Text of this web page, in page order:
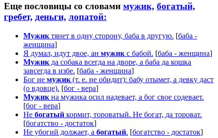
Еще пословицы со словами мужик, богатый,
гребет, деньги, лопатой:
Мужик тянет в одну сторону, баба в другую. [баба -
женщина]
Я думал, идут двое, ан мужик с бабой. [баба - женщина]
Мужик да собака всегда на дворе, а баба да кошка
завсегда в избе. [баба - женщина]
Бог не мужик (т. е. не обидит): бабу отымет, а девку даст
(о вдовце). [бог - вера]
Мужик на мужика осил надевает, а бог свое содевает.
[бог - вера]
Не богатый кормит, тороватый. Не богат, да тороват.
[богатство - достаток]
Не убогий должает, а богатый. [богатство - достаток]